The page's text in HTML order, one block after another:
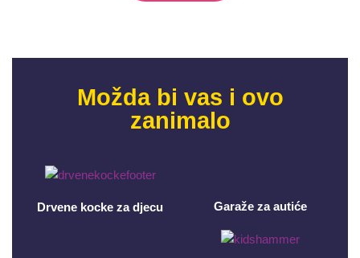
Možda bi vas i ovo
zanimalo
Drvene kocke za djecu Garaže za autiće